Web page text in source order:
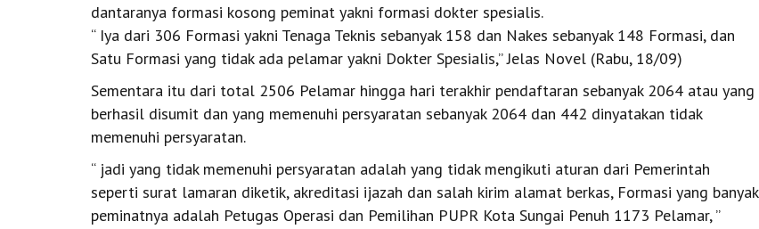
dantaranya formasi kosong peminat yakni formasi dokter spesialis.
“ Iya dari 306 Formasi yakni Tenaga Teknis sebanyak 158 dan Nakes sebanyak 148 Formasi, dan
Satu Formasi yang tidak ada pelamar yakni Dokter Spesialis,” Jelas Novel (Rabu, 18/09)
Sementara itu dari total 2506 Pelamar hingga hari terakhir pendaftaran sebanyak 2064 atau yang
berhasil disumit dan yang memenuhi persyaratan sebanyak 2064 dan 442 dinyatakan tidak
memenuhi persyaratan.
“ jadi yang tidak memenuhi persyaratan adalah yang tidak mengikuti aturan dari Pemerintah
seperti surat lamaran diketik, akreditasi ijazah dan salah kirim alamat berkas, Formasi yang banyak
peminatnya adalah Petugas Operasi dan Pemilihan PUPR Kota Sungai Penuh 1173 Pelamar, ”